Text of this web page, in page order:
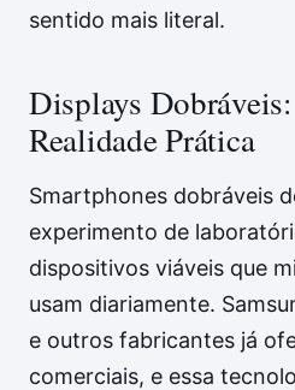
sentido mais literal.
Displays
Realidade Prática
Smartphones dobráveis
experimento de
dispositivos viáveis que
usam diariamente.
e outros fabricantes já
comerciais, e essa